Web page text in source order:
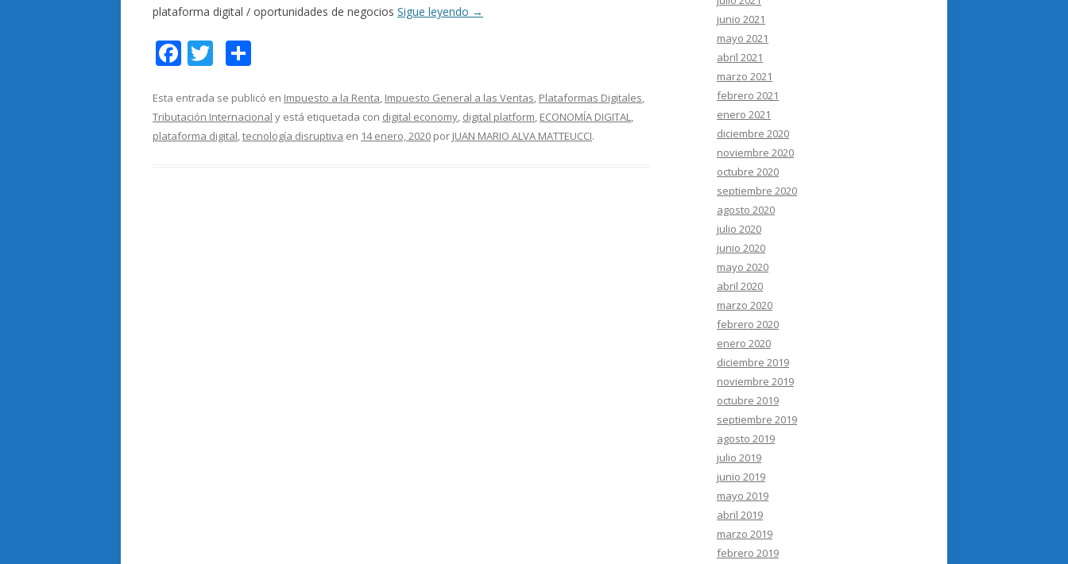
plataforma digital / oportunidades de negocios Sigue leyendo →
F
e
b
T
itt
er
m
p
Esta entrada se publicó en Impuesto a la Renta, Impuesto General a las Ventas, Plataformas Digitales,
Tributación Internacional y está etiquetada con digital economy, digital platform, ECONOMÍA DIGITAL,
plataforma digital,tecnología disruptiva en 14 enero, 2020 por JUAN MARIO ALVA MATTEUCCI.
junio 2021
mayo 2021
abril 2021
marzo 2021
febrero 2021
enero 2021
diciembre 2020
noviembre 2020
octubre 2020
septiembre 2020
agosto 2020
julio 2020
junio 2020
mayo 2020
abril 2020
marzo 2020
febrero 2020
enero 2020
diciembre 2019
noviembre 2019
octubre 2019
septiembre 2019
agosto 2019
julio 2019
junio 2019
mayo 2019
abril 2019
marzo 2019
febrero 2019